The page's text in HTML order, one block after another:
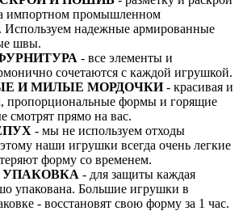
импортном промышленном
Используем надежные армированные
швы.
- все элементы и
сочетаются с каждой игрушкой.
И МИЛЫЕ МОРДОЧКИ- красивая и
пропорциональные формы и горящие
смотрят прямо на вас.
- мы не используем отходы
наши игрушки всегда очень легкие
форму со временем.
- для защиты каждая
упакована. Большие игрушки в
- восстановят свою форму за 1 час.